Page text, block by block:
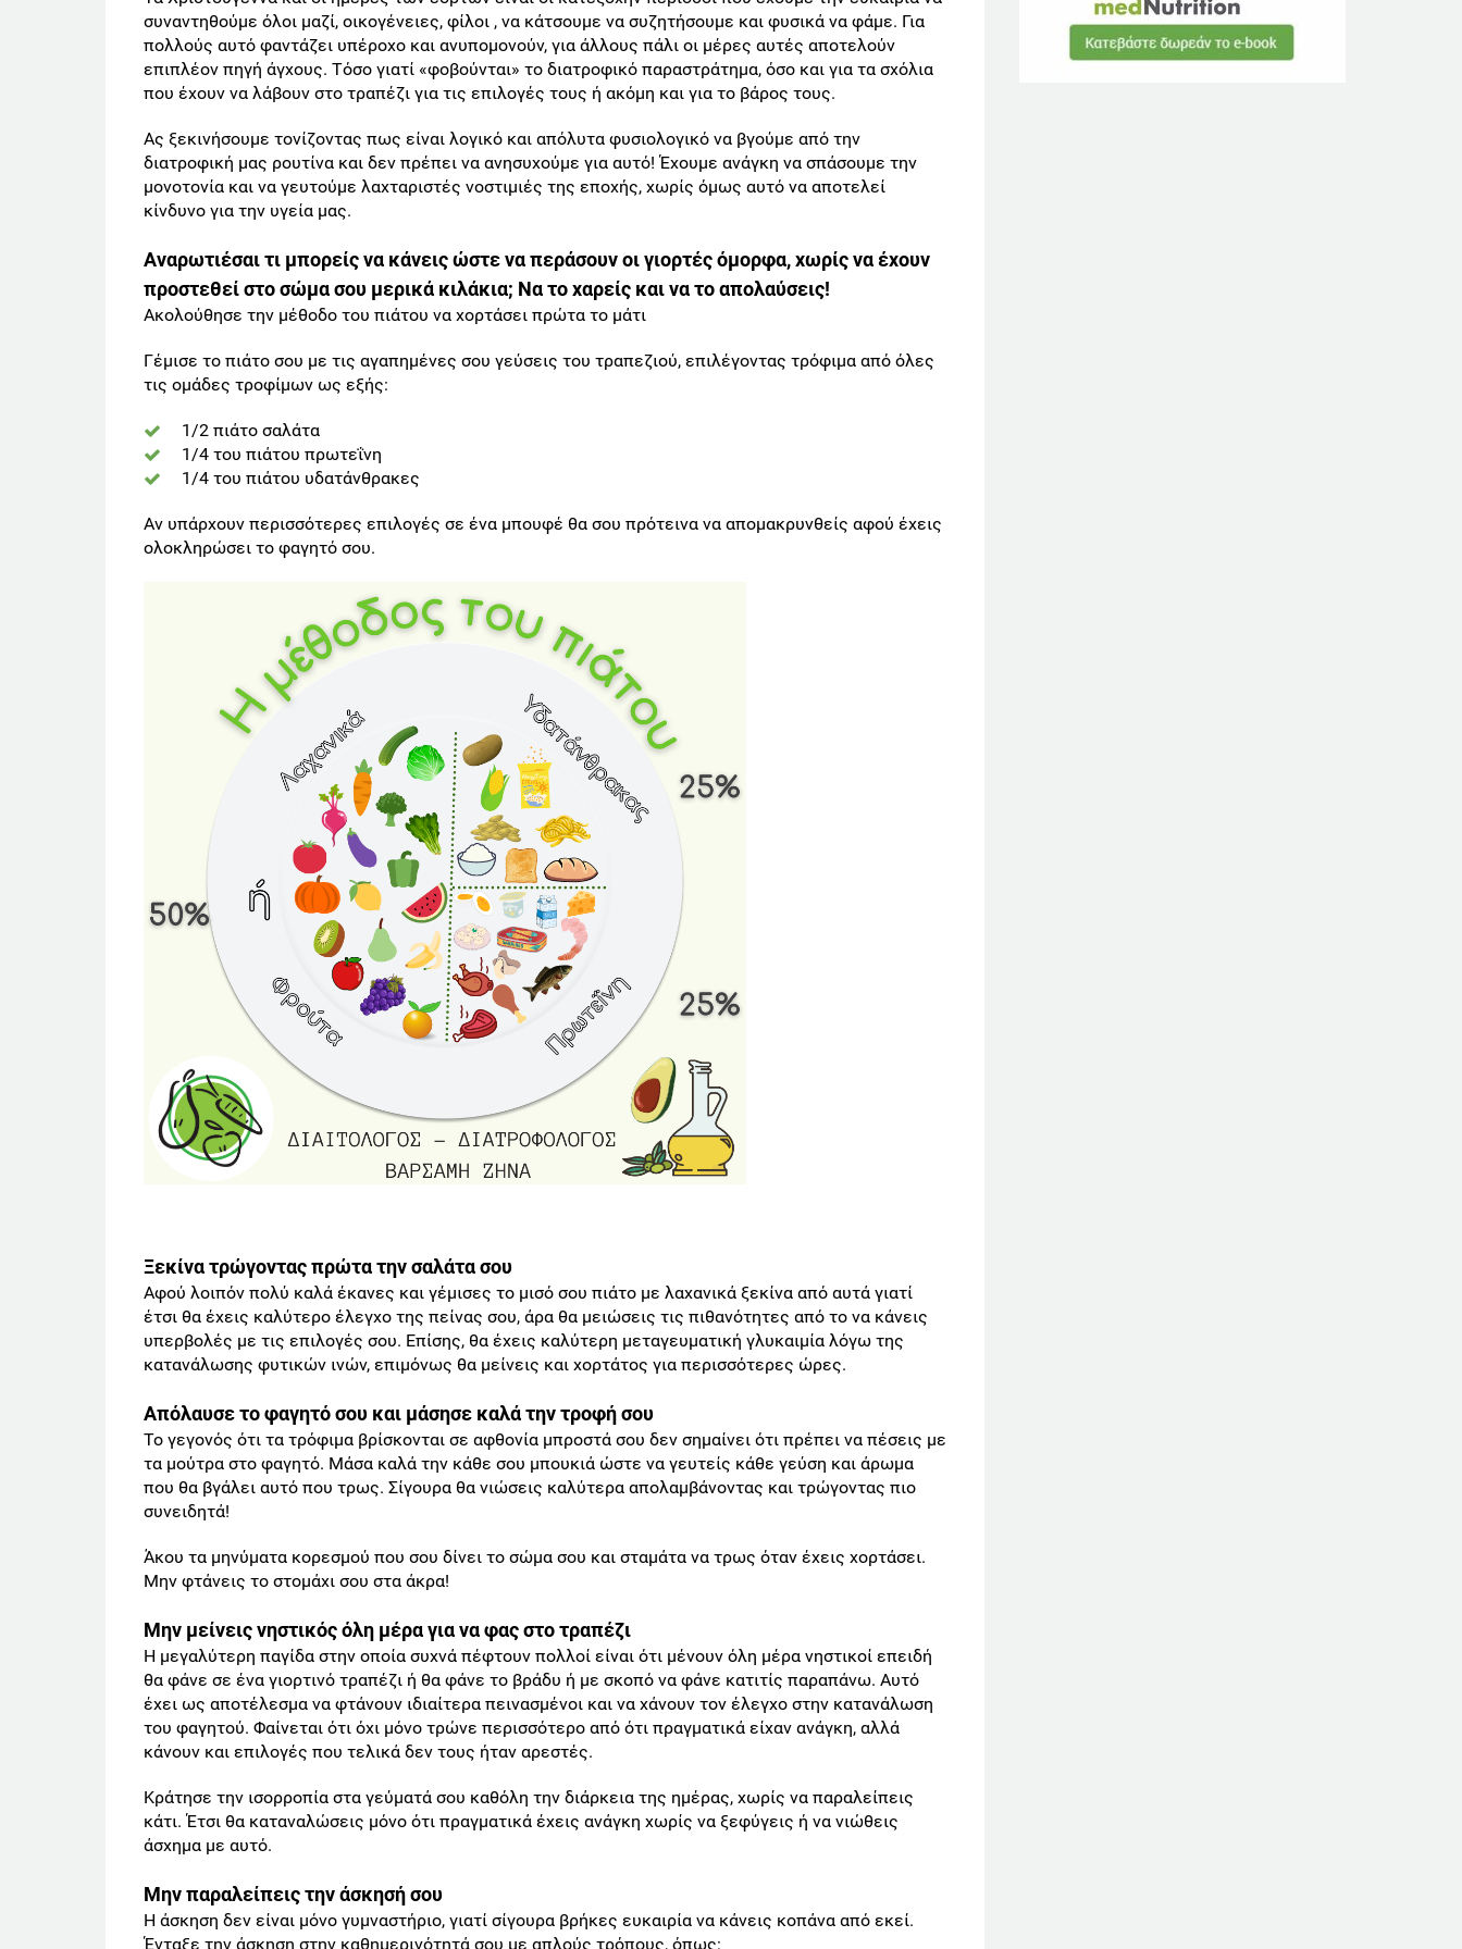
συναντηθούμε όλοι μαζί, οικογένειες, φίλοι , να κάτσουμε να συζητήσουμε και φυσικά να φάμε. Για
πολλούς αυτό φαντάζει υπέροχο και ανυπομονούν, για άλλους πάλι οι μέρες αυτές αποτελούν
επιπλέον πηγή άγχους. Tόσο γιατί «φοβούνται» το διατροφικό παραστράτημα, όσο και για τα σχόλια
που έχουν να λάβουν στο τραπέζι για τις επιλογές τους ή ακόμη και για το βάρος τους.
Ας ξεκινήσουμε τονίζοντας πως είναι λογικό και απόλυτα φυσιολογικό να βγούμε από την
διατροφική μας ρουτίνα και δεν πρέπει να ανησυχούμε για αυτό! Έχουμε ανάγκη να σπάσουμε την
μονοτονία και να γευτούμε λαχταριστές νοστιμιές της εποχής, χωρίς όμως αυτό να αποτελεί
κίνδυνο για την υγεία μας.
Αναρωτιέσαι τι μπορείς να κάνεις ώστε να περάσουν οι γιορτές όμορφα, χωρίς να έχουν
προστεθεί στο σώμα σου μερικά κιλάκια; Να το χαρείς και να το απολαύσεις!
Ακολούθησε την μέθοδο του πιάτου να χορτάσει πρώτα το μάτι
Γέμισε το πιάτο σου με τις αγαπημένες σου γεύσεις του τραπεζιού, επιλέγοντας τρόφιμα από όλες
τις ομάδες τροφίμων ως εξής:
1/2 πιάτο σαλάτα
1/4 του πιάτου πρωτεΐνη
1/4 του πιάτου υδατάνθρακες
Αν υπάρχουν περισσότερες επιλογές σε ένα μπουφέ θα σου πρότεινα να απομακρυνθείς αφού έχεις
ολοκληρώσει το φαγητό σου.
Ξεκίνα τρώγοντας πρώτα την σαλάτα σου
Αφού λοιπόν πολύ καλά έκανες και γέμισες το μισό σου πιάτο με λαχανικά ξεκίνα από αυτά γιατί
έτσι θα έχεις καλύτερο έλεγχο της πείνας σου, άρα θα μειώσεις τις πιθανότητες από το να κάνεις
υπερβολές με τις επιλογές σου. Επίσης, θα έχεις καλύτερη μεταγευματική γλυκαιμία λόγω της
κατανάλωσης φυτικών ινών, επιμόνως θα μείνεις και χορτάτος για περισσότερες ώρες.
Απόλαυσε το φαγητό σου και μάσησε καλά την τροφή σου
Το γεγονός ότι τα τρόφιμα βρίσκονται σε αφθονία μπροστά σου δεν σημαίνει ότι πρέπει να πέσεις με
τα μούτρα στο φαγητό. Μάσα καλά την κάθε σου μπουκιά ώστε να γευτείς κάθε γεύση και άρωμα
που θα βγάλει αυτό που τρως. Σίγουρα θα νιώσεις καλύτερα απολαμβάνοντας και τρώγοντας πιο
συνειδητά!
Άκου τα μηνύματα κορεσμού που σου δίνει το σώμα σου και σταμάτα να τρως όταν έχεις χορτάσει.
Μην φτάνεις το στομάχι σου στα άκρα!
Μην μείνεις νηστικός όλη μέρα για να φας στο τραπέζι
Η μεγαλύτερη παγίδα στην οποία συχνά πέφτουν πολλοί είναι ότι μένουν όλη μέρα νηστικοί επειδή
θα φάνε σε ένα γιορτινό τραπέζι ή θα φάνε το βράδυ ή με σκοπό να φάνε κατιτίς παραπάνω. Αυτό
έχει ως αποτέλεσμα να φτάνουν ιδιαίτερα πεινασμένοι και να χάνουν τον έλεγχο στην κατανάλωση
του φαγητού. Φαίνεται ότι όχι μόνο τρώνε περισσότερο από ότι πραγματικά είχαν ανάγκη, αλλά
κάνουν και επιλογές που τελικά δεν τους ήταν αρεστές.
Κράτησε την ισορροπία στα γεύματά σου καθόλη την διάρκεια της ημέρας, χωρίς να παραλείπεις
κάτι. Έτσι θα καταναλώσεις μόνο ότι πραγματικά έχεις ανάγκη χωρίς να ξεφύγεις ή να νιώθεις
άσχημα με αυτό.
Μην παραλείπεις την άσκησή σου
Η άσκηση δεν είναι μόνο γυμναστήριο, γιατί σίγουρα βρήκες ευκαιρία να κάνεις κοπάνα από εκεί.
Ένταξε την άσκηση στην καθημερινότητά σου με απλούς τρόπους, όπως: